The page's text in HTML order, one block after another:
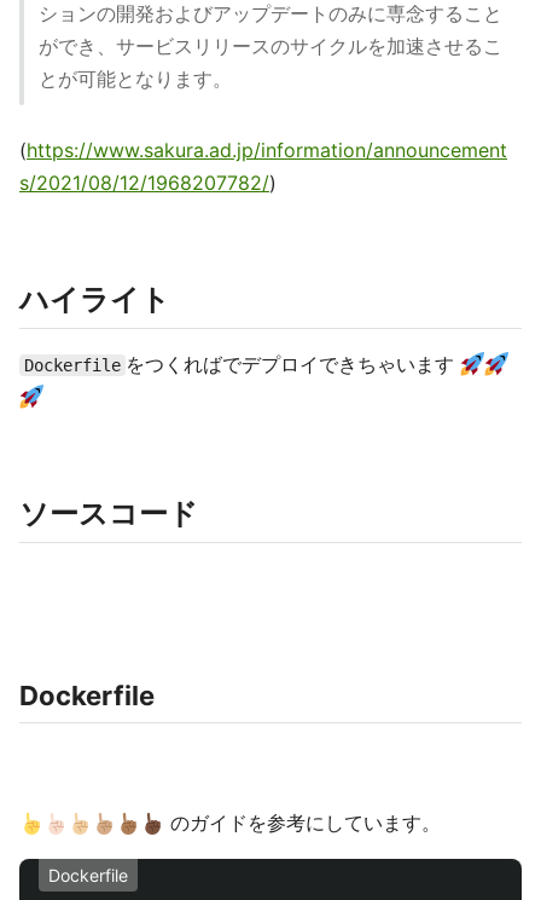
ションの開発およびアップデートのみに専念すること
ができ、サービスリリースのサイクルを加速させるこ
とが可能となります。
(https://www.sakura.ad.jp/information/announcement
s/2021/08/12/1968207782/)
ハイライト
Dockerfile をつくればでデプロイできちゃいます
ソースコード
Dockerfile
のガイドを参考にしています。
Dockerfile